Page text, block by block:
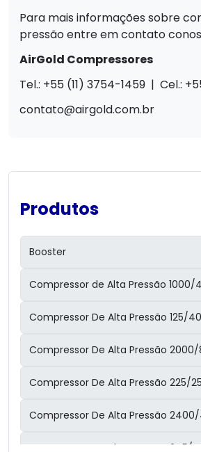
Para mais informações sobre
pressão entre em contato
AirGold Compressores
Tel.: +55 (11) 3754-1459 | Cel.:
contato@airgold.com.br
Produtos
Booster
Compressor de Alta Pressão 1000/
Compressor De Alta Pressão 125/40
Compressor De Alta Pressão
Compressor De Alta Pressão 225/
Compressor De Alta Pressão
Compressor De Alta Pressão 245/